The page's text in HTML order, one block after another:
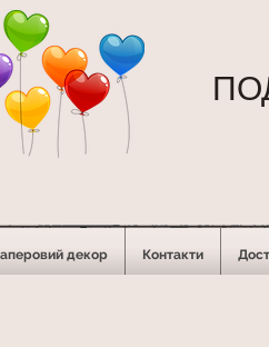
декор Контакти